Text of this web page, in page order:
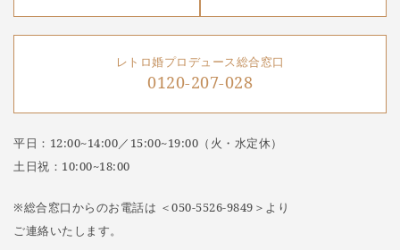
レトロ婚プロデュース総合窓口
0120-207-028
平日：12:00~14:00／15:00~19:00（火・水定休）
土日祝：10:00~18:00
※総合窓口からのお電話は ＜050-5526-9849＞より
ご連絡いたします。